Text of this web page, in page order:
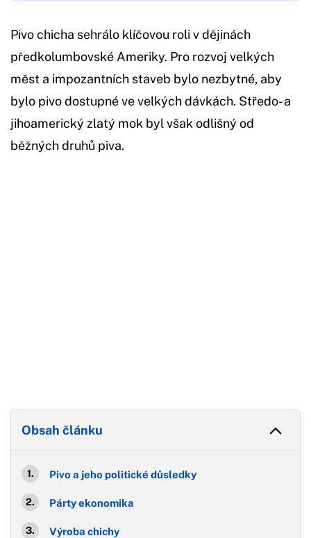
Pivo chicha sehrálo klíčovou roli v dějinách
předkolumbovské Ameriky. Pro rozvoj velkých
měst a impozantních staveb bylo nezbytné, aby
bylo pivo dostupné ve velkých dávkách. Středo- a
jihoamerický zlatý mok byl však odlišný od
běžných druhů piva.
Obsah článku
Pivo a jeho politické důsledky
Párty ekonomika
Výroba chichy